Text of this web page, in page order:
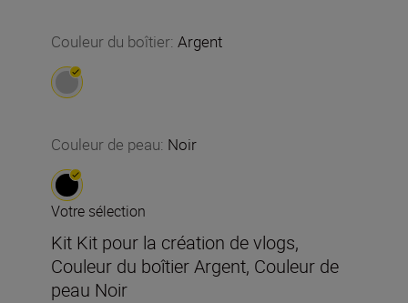
Couleur du boîtier: Argent
Couleur de peau: Noir
Votre sélection
Kit Kit pour la création de vlogs,
Couleur du boîtier Argent, Couleur de
peau Noir